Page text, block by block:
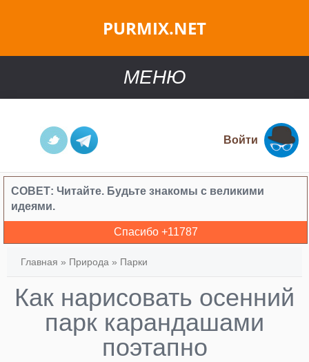
PURMIX.NET
МЕНЮ
Войти
СОВЕТ: Читайте. Будьте знакомы с великими
идеями.
Спасибо +11787
Главная » Природа » Парки
Как нарисовать осенний
парк карандашами
поэтапно